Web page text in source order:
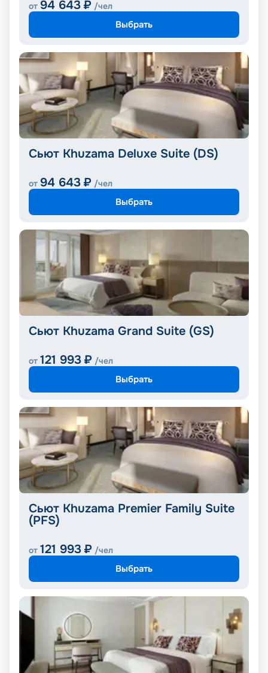
от 94 643 ₽ /чел
Выбрать
Сьют Khuzama Deluxe Suite (DS)
от 94 643 ₽ /чел
Выбрать
Сьют Khuzama Grand Suite (GS)
от 121 993 ₽ /чел
Выбрать
Сьют Khuzama Premier Family Suite
(PFS)
от 121 993 ₽ /чел
Выбрать